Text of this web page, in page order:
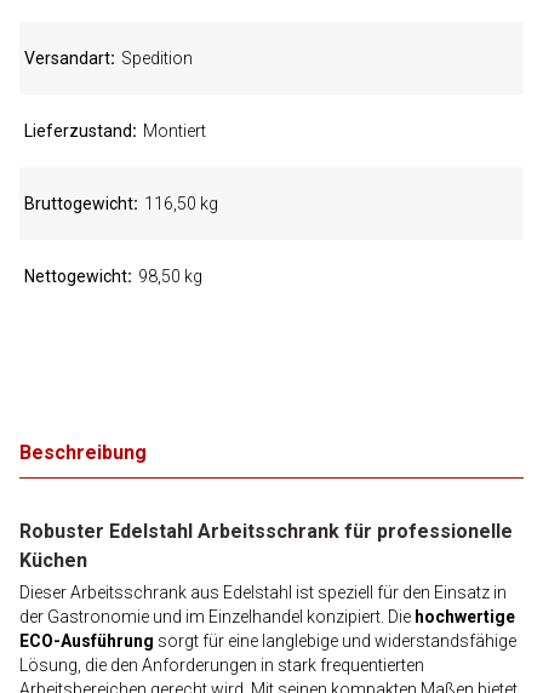
Beschreibung
Robuster Edelstahl Arbeitsschrank für professionelle
Küchen
Dieser Arbeitsschrank aus Edelstahl ist speziell für den Einsatz in
der Gastronomie und im Einzelhandel konzipiert. Die hochwertige
ECO-Ausführung sorgt für eine langlebige und widerstandsfähige
Lösung, die den Anforderungen in stark frequentierten
Versandart Spedition
Lieferzustand Montiert
Bruttogewicht 116,50 kg
Nettogewicht 98,50 kg